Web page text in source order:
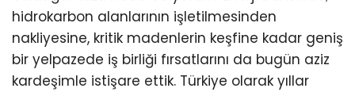
hidrokarbon alanlarının işletilmesinden
nakliyesine, kritik madenlerin keşfine kadar geniş
bir yelpazede iş birliği fırsatlarını da bugün aziz
kardeşimle istişare ettik. Türkiye olarak yıllar